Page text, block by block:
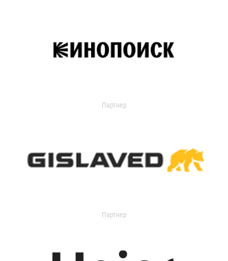
Партнер
Партнер